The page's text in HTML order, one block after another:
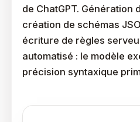
de ChatGPT. Génération
création de schémas
écriture de règles
automatisé : le modèle
précision syntaxique